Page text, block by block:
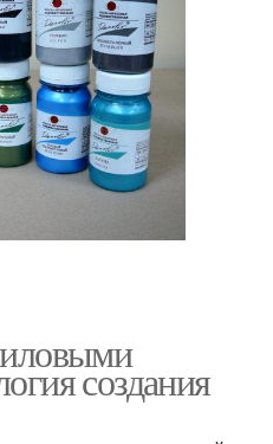
создания